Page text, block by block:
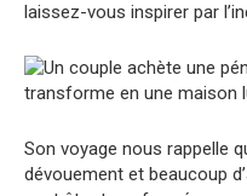
laissez-vous inspirer par
Son voyage nous rappelle
dévouement et beaucoup